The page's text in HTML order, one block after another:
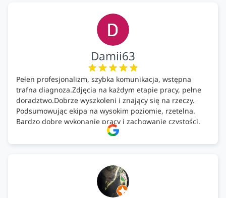
Damii63
Pełen profesjonalizm, szybka komunikacja, wstępna
trafna diagnoza.Zdjęcia na każdym etapie pracy, pełne
doradztwo.Dobrze wyszkoleni i znający się na rzeczy.
Podsumowując ekipa na wysokim poziomie, rzetelna.
Bardzo dobre wykonanie pracy i zachowanie czystości.